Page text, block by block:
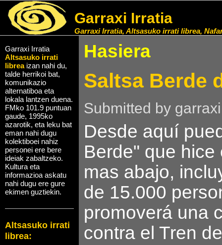
Garraxi Irratia
Garraxi Irratia, Altsasuko irrati librea,
Garraxi Irratia
Altsasuko irrati
libreaizan nahi du,
talde herrikoi bat,
komunikazio
alternatiboa eta
lokala lantzen duena.
FMko 101.9 puntuan
gaude, 1995ko
azarotik, eta leku bat
eman nahi dugu
kolektiboei nahiz
personei ere bere
ideiak zabaltzeko.
Kultura eta
informazioa askatu
nahi dugu ere gure
ekimen guztiekin.
Altsasuko irrati
librea:
Hasiera
Saltsa Berde
Submitted by
Desde aquí
Berde" que
mas abajo,
de 15.000
promoverá una
contra el Tren